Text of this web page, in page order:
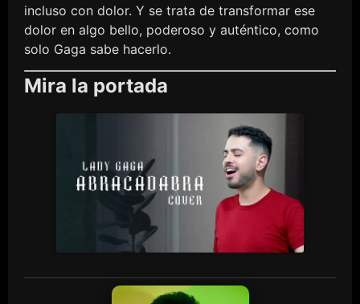
incluso con dolor. Y se trata de transformar ese
dolor en algo bello, poderoso y auténtico, como
solo Gaga sabe hacerlo.
Mira la portada